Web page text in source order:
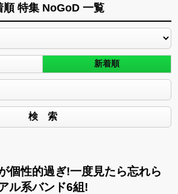
順 特集 NoGoD 一覧
新着順
個性的過ぎ!一度見たら忘れら
ル系バンド6組!